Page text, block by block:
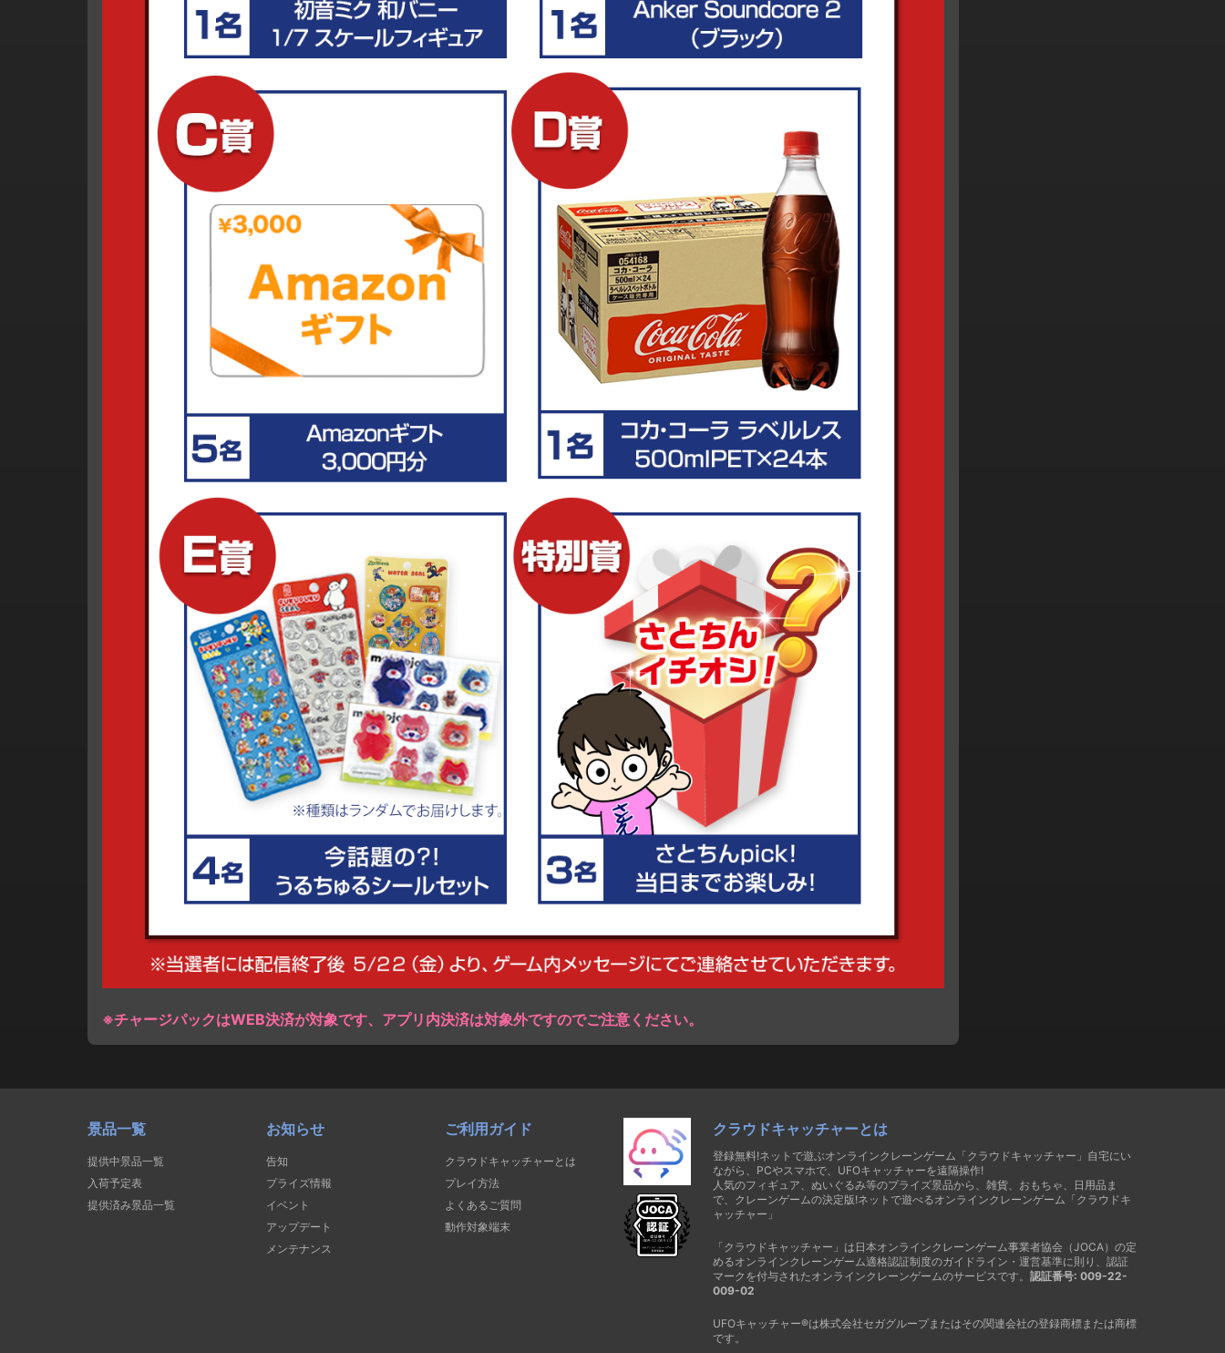
※チャージパックはWEB決済が対象です、アプリ内決済は対象外ですのでご注意ください。
景品一覧
提供中景品一覧
入荷予定表
提供済み景品一覧
お知らせ
告知
プライズ情報
イベント
アップデート
メンテナンス
ご利用ガイド
クラウドキャッチャーとは
プレイ方法
よくあるご質問
動作対象端末
クラウドキャッチャーとは
登録無料!ネットで遊ぶオンラインクレーンゲーム「クラウドキャッチャー」自宅にい
ながら、PCやスマホで、UFOキャッチャーを遠隔操作!
人気のフィギュア、ぬいぐるみ等のプライズ景品から、雑貨、おもちゃ、日用品ま
で、クレーンゲームの決定版!ネットで遊べるオンラインクレーンゲーム「クラウドキ
ャッチャー」
「クラウドキャッチャー」は日本オンラインクレーンゲーム事業者協会（JOCA）の定
めるオンラインクレーンゲーム適格認証制度のガイドライン・運営基準に則り、認証
マークを付与されたオンラインクレーンゲームのサービスです。 認証番号: 009-22-
009-02
UFOキャッチャー®は株式会社セガグループまたはその関連会社の登録商標または商標
です。